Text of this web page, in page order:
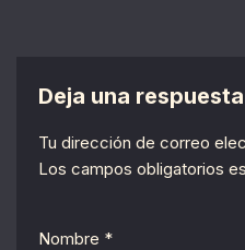
Deja una respuesta
Tu dirección de correo
Los campos obligatorios
Nombre *